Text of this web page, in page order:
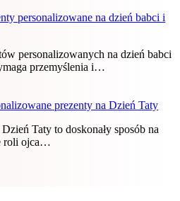
personalizowane na dzień babci i
personalizowanych na dzień babci
przemyślenia i…
prezenty na Dzień Taty
Taty to doskonały sposób na
roli ojca…